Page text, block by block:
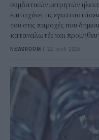
συμβατικών μετρητών
επιταχύνει τις
του στις παροχές που
καταναλωτές και
NEWSROOM / 22 Ιουλ 2026